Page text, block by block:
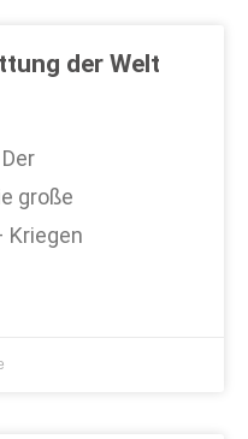
der Welt
große
Kriegen